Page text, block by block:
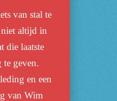
van stal te
niet altijd in
die laatste
te geven.
en een
van Wim